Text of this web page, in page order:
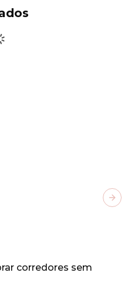
corredores sem